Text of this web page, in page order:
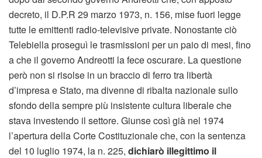
decreto, il D.P.R 29 marzo 1973, n. 156, mise fuori legge
tutte le emittenti radio-televisive private. Nonostante ciò
Telebiella proseguì le trasmissioni per un paio di mesi, fino
a che il governo Andreotti la fece oscurare. La questione
però non si risolse in un braccio di ferro tra libertà
d’impresa e Stato, ma divenne di ribalta nazionale sullo
sfondo della sempre più insistente cultura liberale che
stava investendo il settore. Giunse così già nel 1974
l’apertura della Corte Costituzionale che, con la sentenza
del 10 luglio 1974, la n. 225, dichiarò illegittimo il